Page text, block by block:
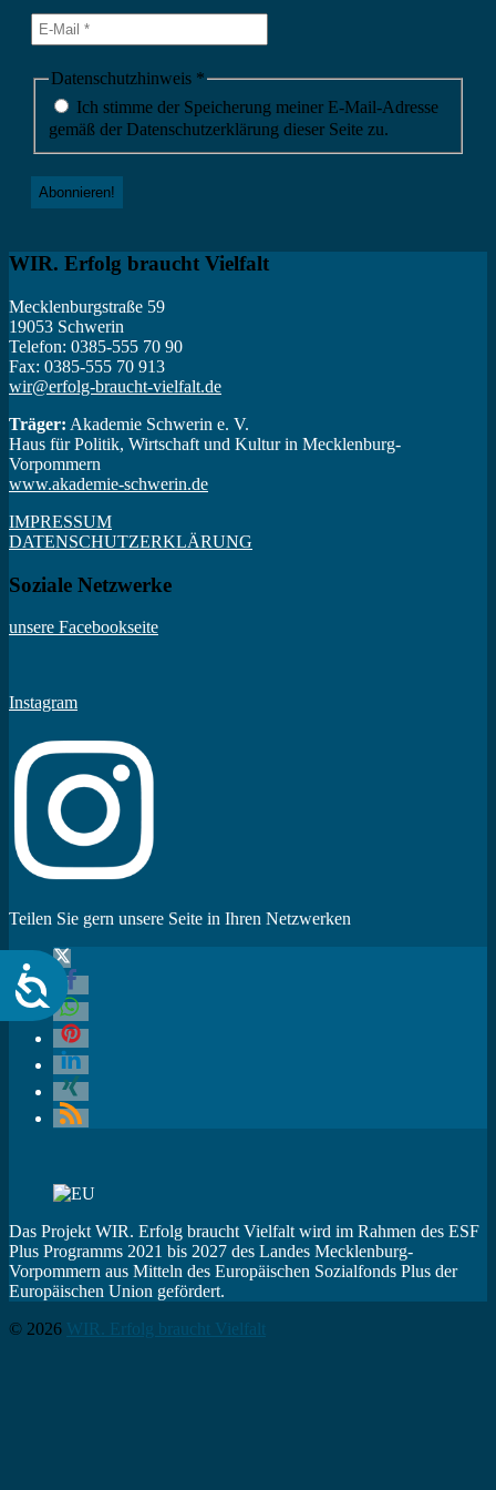
Barrierefreiheit
Datenschutzhinweis *
Ich stimme der Speicherung meiner E-Mail-Adresse
gemäß der Datenschutzerklärung dieser Seite zu.
WIR. Erfolg braucht Vielfalt
Mecklenburgstraße 59
19053 Schwerin
Telefon: 0385-555 70 90
Fax: 0385-555 70 913
wir@erfolg-braucht-vielfalt.de
Träger: Akademie Schwerin e. V.
Haus für Politik, Wirtschaft und Kultur in Mecklenburg-
Vorpommern
www.akademie-schwerin.de
IMPRESSUM
DATENSCHUTZERKLÄRUNG
Soziale Netzwerke
unsere Facebookseite
Instagram
Teilen Sie gern unsere Seite in Ihren Netzwerken
Das Projekt WIR. Erfolg braucht Vielfalt wird im Rahmen des ESF
Plus Programms 2021 bis 2027 des Landes Mecklenburg-
Vorpommern aus Mitteln des Europäischen Sozialfonds Plus der
Europäischen Union gefördert.
© 2026 WIR. Erfolg braucht Vielfalt